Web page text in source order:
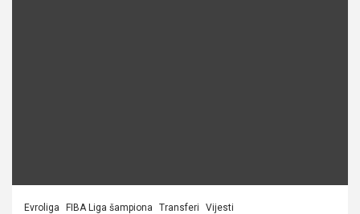
Evroliga FIBA Liga šampiona Transferi Vijesti